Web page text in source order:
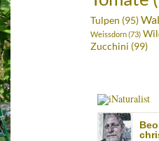
Tulpen (95)
Weissdorn(73)
Zucchini (99)